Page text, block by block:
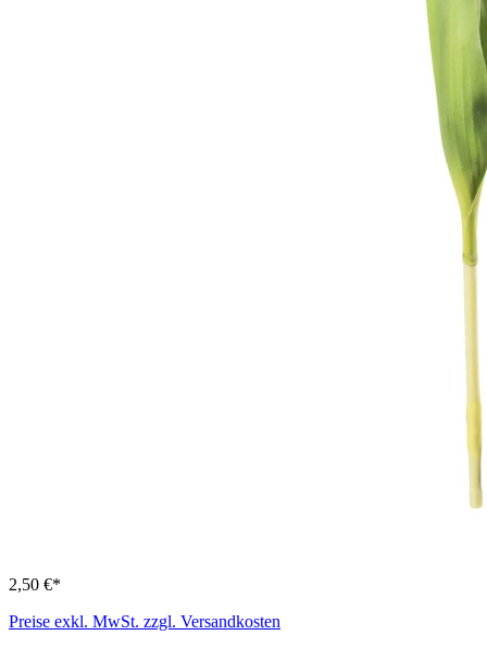
2,50 €*
Preise exkl. MwSt. zzgl. Versandkosten